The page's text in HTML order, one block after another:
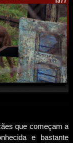
que começam a
e bastante